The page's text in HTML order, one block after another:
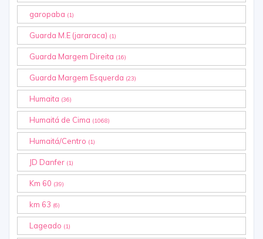
garopaba (1)
Guarda M.E (jararaca) (1)
Guarda Margem Direita (16)
Guarda Margem Esquerda (23)
Humaita (36)
Humaitá de Cima (1068)
Humaitá/Centro (1)
JD Danfer (1)
Km 60 (39)
km 63 (6)
Lageado (1)